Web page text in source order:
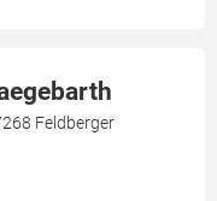
Feldberger